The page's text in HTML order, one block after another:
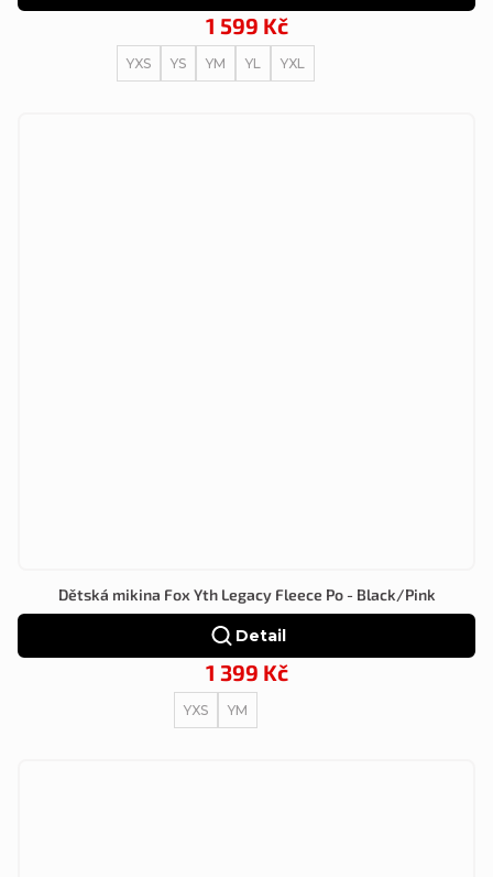
1 599 Kč
YXS YS YM YL YXL
Dětská mikina Fox Yth Legacy Fleece Po - Black/Pink
1 399 Kč
Detail
YXS YM